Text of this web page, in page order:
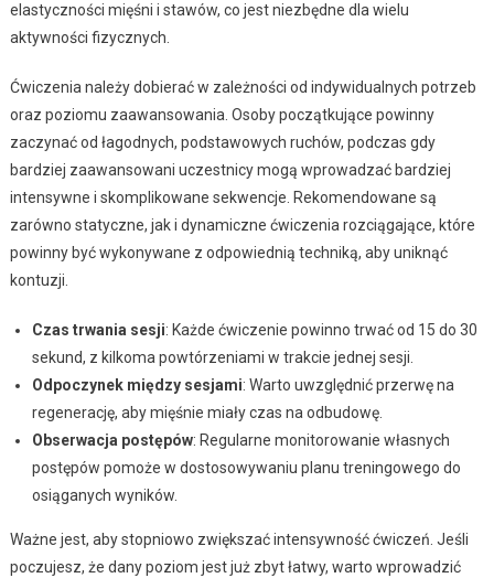
elastyczności mięśni i stawów, co jest niezbędne dla wielu
aktywności fizycznych.
Ćwiczenia należy dobierać w zależności od indywidualnych potrzeb
oraz poziomu zaawansowania. Osoby początkujące powinny
zaczynać od łagodnych, podstawowych ruchów, podczas gdy
bardziej zaawansowani uczestnicy mogą wprowadzać bardziej
intensywne i skomplikowane sekwencje. Rekomendowane są
zarówno statyczne, jak i dynamiczne ćwiczenia rozciągające, które
powinny być wykonywane z odpowiednią techniką, aby uniknąć
kontuzji.
Czas trwania sesji: Każde ćwiczenie powinno trwać od 15 do 30
sekund, z kilkoma powtórzeniami w trakcie jednej sesji.
Odpoczynek między sesjami: Warto uwzględnić przerwę na
regenerację, aby mięśnie miały czas na odbudowę.
Obserwacja postępów: Regularne monitorowanie własnych
postępów pomoże w dostosowywaniu planu treningowego do
osiąganych wyników.
Ważne jest, aby stopniowo zwiększać intensywność ćwiczeń. Jeśli
poczujesz, że dany poziom jest już zbyt łatwy, warto wprowadzić